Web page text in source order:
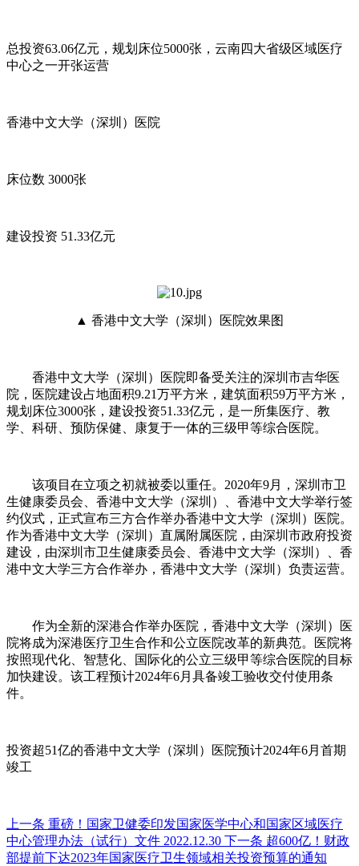
总投资63.06亿元，规划床位5000张，云南四大省级区域医疗
中心之一开张运营
香港中文大学（深圳）医院
床位数 3000张
建设投资 51.33亿元
▲ 香港中文大学（深圳）医院效果图
香港中文大学（深圳）医院即备受关注的深圳市吉华医
院，医院建设占地面积9.21万平方米，建筑面积59万平方米，
规划床位3000张，建设投资51.33亿元，是一所集医疗、教
学、科研、预防保健、康复于一体的三级甲等综合医院。
该项目在立项之初就被委以重任。2020年9月，深圳市卫
生健康委员会、香港中文大学（深圳）、香港中文大学举行签
约仪式，正式宣布三方合作举办香港中文大学（深圳）医院。
作为香港中文大学（深圳）直属附属医院，由深圳市政府投资
建设，由深圳市卫生健康委员会、香港中文大学（深圳）、香
港中文大学三方合作举办，香港中文大学（深圳）负责运营。
作为全新的深港合作举办医院，香港中文大学（深圳）医
院将成为深港医疗卫生合作和公立医院改革的新典范。医院将
按照现代化、智慧化、国际化的公立三级甲等综合医院的目标
加快建设。该工程预计2024年6月具备竣工验收交付使用条
件。
投资超51亿的香港中文大学（深圳）医院预计2024年6月首期
竣工
上一条 重磅！国家卫健委印发国家医学中心和国家区域医疗
中心管理办法（试行）文件 2022.12.30 下一条 超600亿！财政
部提前下达2023年国家医疗卫生领域相关投资预算的通知